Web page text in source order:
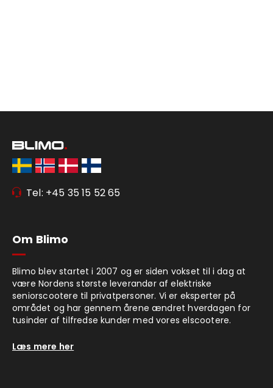
Tel: +45 35 15 52 65
Om Blimo
Blimo blev startet i 2007 og er siden vokset til i dag at
være Nordens største leverandør af elektriske
seniorscootere til privatpersoner. Vi er eksperter på
området og har gennem årene ændret hverdagen for
tusinder af tilfredse kunder med vores elscootere.
Læs mere her